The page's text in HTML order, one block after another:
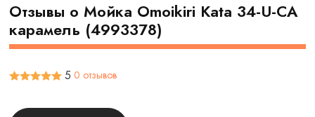
Отзывы о Мойка Omoikiri Kata 34-U-CA
карамель (4993378)
5 0 отзывов